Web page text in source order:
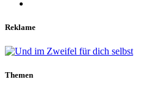
Reklame
Themen